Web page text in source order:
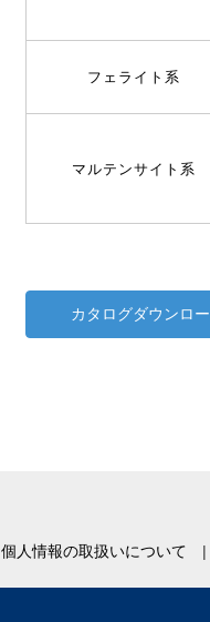
フェライト系
マルテンサイト系
カタログダウンロ
個人情報の取扱いについて